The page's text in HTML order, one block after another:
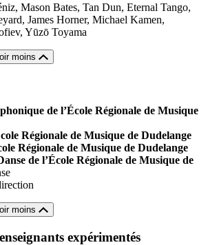
Mason Bates, Tan Dun, Eternal Tango,
James Horner, Michael Kamen,
Yūzō Toyama
moins
de l’École Régionale de Musique
Régionale de Musique de Dudelange
Régionale de Musique de Dudelange
de l’École Régionale de Musique de
moins
expérimentés